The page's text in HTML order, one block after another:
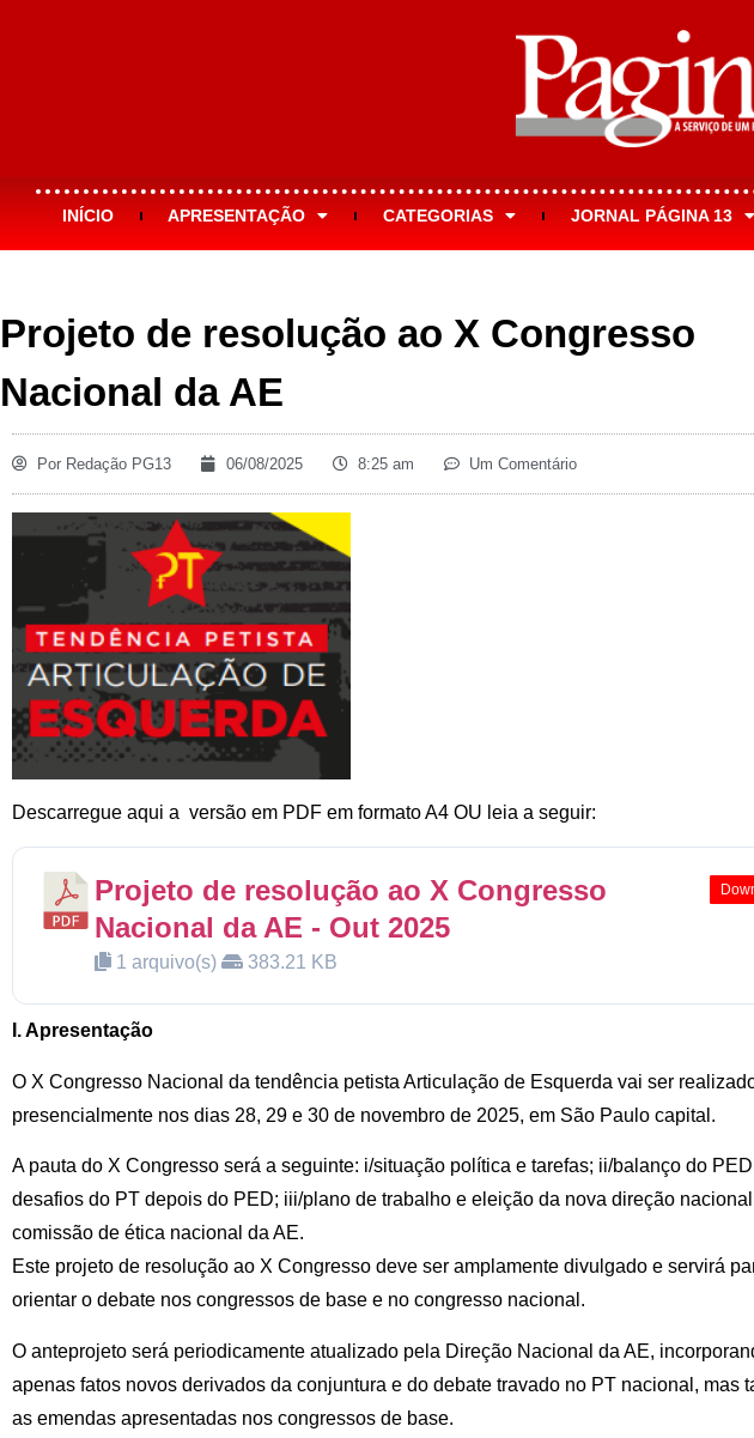
INÍCIO APRESENTAÇÃO CATEGORIAS JORNAL PÁGINA 13
Projeto de resolução ao X Congresso
Nacional da AE
Por Redação PG13 06/08/2025 8:25 am Um Comentário
Descarregue aqui a versão em PDF em formato A4 OU leia a seguir:
Projeto de resolução ao X Congresso
Nacional da AE - Out 2025
1 arquivo(s) 383.21 KB
I. Apresentação
O X Congresso Nacional da tendência petista Articulação de Esquerda vai ser
presencialmente nos dias 28, 29 e 30 de novembro de 2025, em São Paulo capital.
A pauta do X Congresso será a seguinte: i/situação política e tarefas; ii/balanço do
desafios do PT depois do PED; iii/plano de trabalho e eleição da nova direção
comissão de ética nacional da AE.
Este projeto de resolução ao X Congresso deve ser amplamente divulgado e servirá
orientar o debate nos congressos de base e no congresso nacional.
O anteprojeto será periodicamente atualizado pela Direção Nacional da AE,
apenas fatos novos derivados da conjuntura e do debate travado no PT nacional, mas
as emendas apresentadas nos congressos de base.